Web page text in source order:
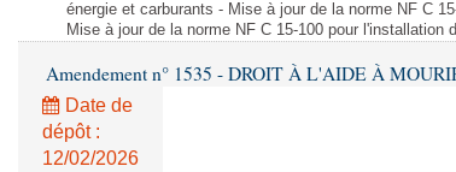
énergie et carburants - Mise à jour de la norme NF C
Mise à jour de la norme NF C 15-100 pour l'installation
Amendement n° 1535 - DROIT À L'AIDE À
Date de
dépôt :
12/02/2026